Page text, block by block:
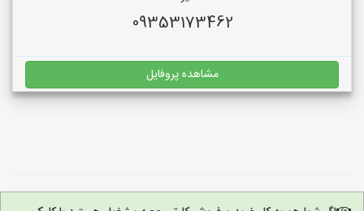
09353173462
مشاهده پروفایل